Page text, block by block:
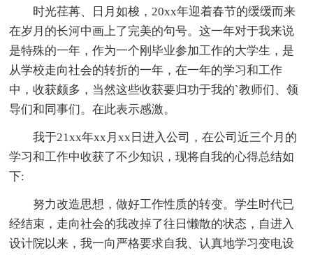
时光荏苒、日月如梭，20xx年迎着春节的缓缓而来
在岁月的长河中画上了完美的句号。这一年对于我来说
是特殊的一年，作为一个刚毕业参加工作的大学生，是
从学校走向社会的转折的一年，在一年的学习和工作
中，收获颇多，当然这些收获要归功于我的`教师们、领
导们和同事们。在此表示感激。
我于21xx年xx月xx日进入公司，在公司近三个月的
学习和工作中收获了不少知识，现将自我的心得总结如
下:
努力改造思想，做好工作性质的转变。学生时代已
经结束，走向社会的我改掉了往日懒散的状态，自进入
设计院以来，我一向严格要求自我、认真地学习变电设